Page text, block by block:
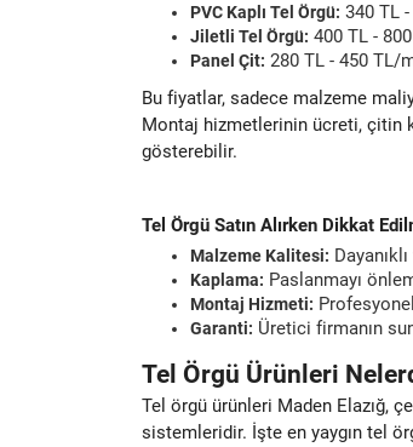
PVC Kaplı Tel Örgü: 340 TL
Jiletli Tel Örgü: 400 TL -
Panel Çit: 280 TL - 450 TL/
Bu fiyatlar, sadece malzeme
Montaj hizmetlerinin ücreti, çitin
gösterebilir.
Tel Örgü Satın Alırken Dikkat
Malzeme Kalitesi:
Kaplama: Paslanmayı
Montaj Hizmeti:
Garanti: Üretici firmanın
Tel Örgü Ürünleri
Tel örgü ürünleri Maden Elazığ,
sistemleridir. İşte en yaygın tel